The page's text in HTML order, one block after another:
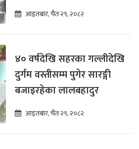
आइतबार, चैत २९, २०८२
४० वर्षदेखि सहरका गल्लीदेखि
दुर्गम वस्तीसम्म पुगेर सारङ्गी
बजाइरहेका लालबहादुर
आइतबार, चैत २९, २०८२